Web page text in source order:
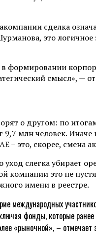
сделка
это
формировании
смысл», —
о другом: по
млн человек. Иначе
– это, скорее, смена
уход слегка убирает
компании это не
имени в реестре.
международных
фонды, которые ранее
«рыночной», – отмечает